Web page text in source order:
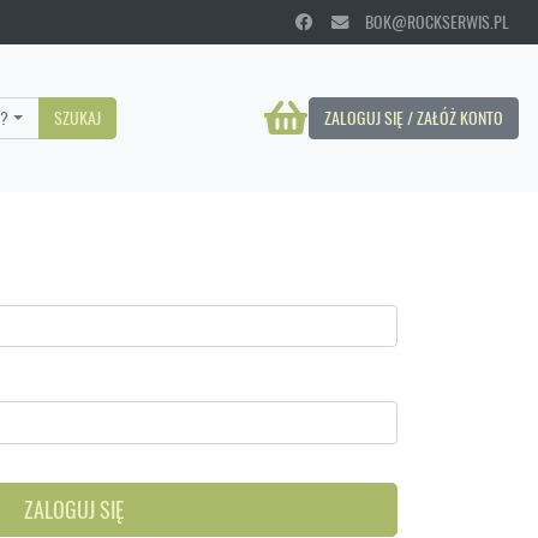
BOK@ROCKSERWIS.PL
ZALOGUJ SIĘ / ZAŁÓŻ KONTO
SZUKAJ
ZALOGUJ SIĘ